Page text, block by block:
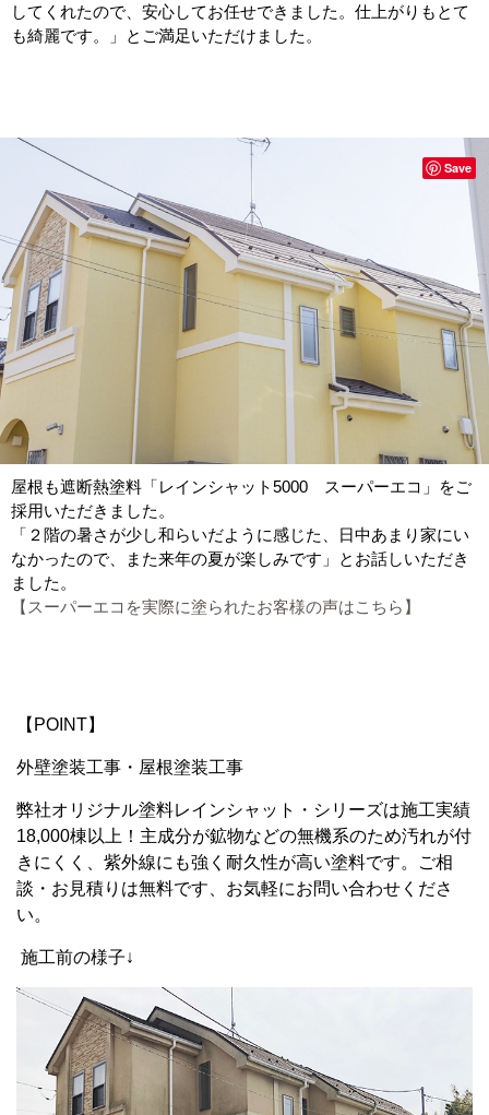
してくれたので、安心してお任せできました。仕上がりもとて
も綺麗です。」とご満足いただけました。
屋根も遮断熱塗料「レインシャット5000 スーパーエコ」をご
採用いただきました。
「２階の暑さが少し和らいだように感じた、日中あまり家にい
なかったので、また来年の夏が楽しみです」とお話しいただき
ました。
【スーパーエコを実際に塗られたお客様の声はこちら】
Save
【POINT】
外壁塗装工事・屋根塗装工事
弊社オリジナル塗料レインシャット・シリーズは施工実績
18,000棟以上！主成分が鉱物などの無機系のため汚れが付
きにくく、紫外線にも強く耐久性が高い塗料です。ご相
談・お見積りは無料です、お気軽にお問い合わせくださ
い。
施工前の様子↓